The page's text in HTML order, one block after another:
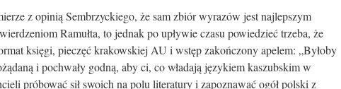
z opinią Sembrzyckiego, że sam zbiór wyrazów jest najlepszym
Ramułta, to jednak po upływie czasu powiedzieć trzeba, że
księgi, pieczęć krakowskiej AU i wstęp zakończony apelem: „Byłoby
i pochwały godną, aby ci, co władają językiem kaszubskim w
próbować sił swoich na polu literatury i zapoznawać ogół polski z